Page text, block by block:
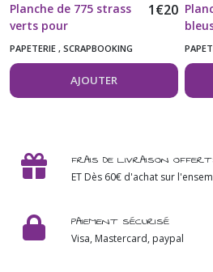
Planche de 775 strass
verts pour
customisation
1€20
PAPETERIE , SCRAPBOOKING
AJOUTER
FRAIS DE LIVRAISON
ET Dès 60€ d'achat sur
PAIEMENT SÉCURISÉ
Visa, Mastercard, paypal